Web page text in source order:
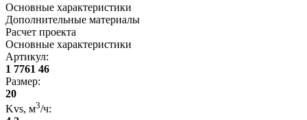
Основные характеристики
Дополнительные материалы
Расчет проекта
Основные характеристики
Артикул:
1 7761 46
Размер:
20
Kvs, м3/ч: